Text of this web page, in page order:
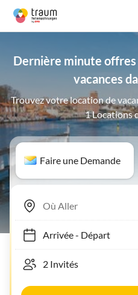
Dernière minute
vacances
Trouvez votre location de
1 Locations
Faire une Demande
Arrivée- Départ